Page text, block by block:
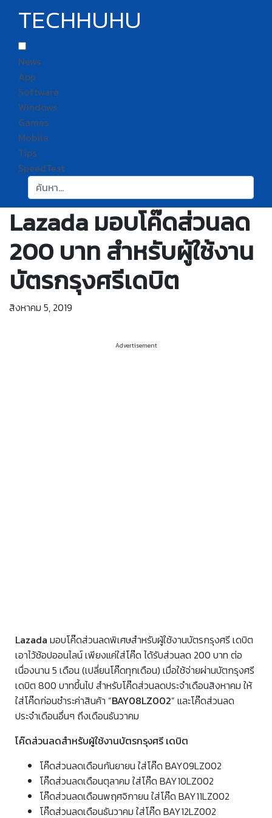
TECHHUHU
News
App
Software
Windows
Games
Mobile
Tips
SpeedTest
ค้นหา:
Lazada มอบโค๊ดส่วนลด
200 บาท สำหรับผู้ใช้งาน
บัตรกรุงศรีเดบิต
สิงหาคม 5, 2019
Advertisement
Lazada มอบโค๊ดส่วนลดพิเศษสำหรับผู้ใช้งานบัตรกรุงศรี เดบิต
เอาไว้ช้อปออนไลน์ เพียงแค่ใส่โค๊ด ได้รับส่วนลด 200 บาท ต่อ
เนื่องนาน 5 เดือน (เปลี่ยนโค๊ดทุกเดือน) เมื่อใช้จ่ายผ่านบัตกรุงศรี
เดบิต 800 บาทขึ้นไป สำหรับโค๊ดส่วนลดประจำเดือนสิงหาคม ให้
ใส่โค๊ดก่อนชำระค่าสินค้า “BAY08LZ002” และโค๊ดส่วนลด
ประจำเดือนอื่นๆ ถึงเดือนธันวาคม
โค๊ดส่วนลดสำหรับผู้ใช้งานบัตรกรุงศรี เดบิต
โค๊ดส่วนลดเดือนกันยายน ใส่โค๊ด BAY09LZ002
โค๊ดส่วนลดเดือนตุลาคม ใส่โค๊ด BAY10LZ002
โค๊ดส่วนลดเดือนพฤศจิกายน ใส่โค๊ด BAY11LZ002
โค๊ดส่วนลดเดือนธันวาคม ใส่โค๊ด BAY12LZ002